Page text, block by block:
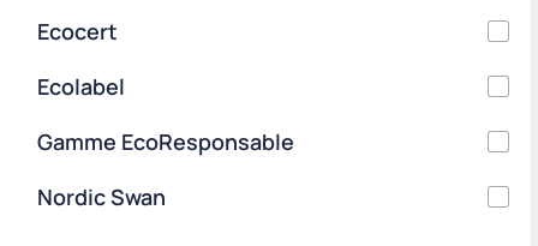
Ecocert
Ecolabel
Gamme EcoResponsable
Nordic Swan